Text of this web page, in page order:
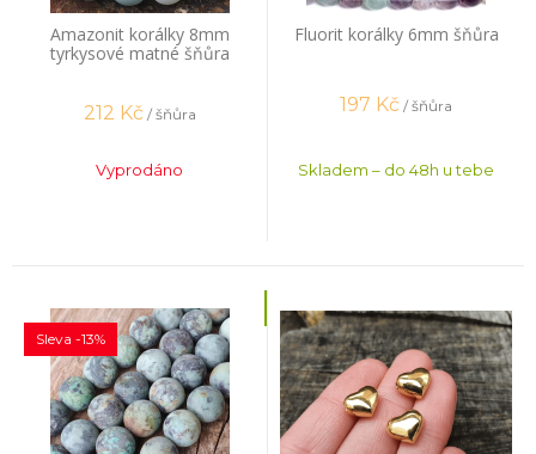
Amazonit korálky 8mm
tyrkysové matné šňůra
212 Kč / šňůra
Vyprodáno
Fluorit korálky 6mm šňůra
197 Kč / šňůra
Skladem – do 48h u tebe
Sleva -13%